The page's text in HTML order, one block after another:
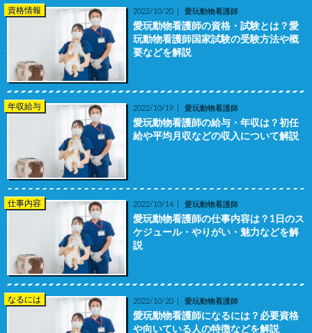
資格情報 2022/10/20 愛玩動物看護師
愛玩動物看護師の資格・試験とは？愛
玩動物看護師国家試験の受験方法や概
要などを解説
年収給与 2022/10/19 愛玩動物看護師
愛玩動物看護師の給与・年収は？初任
給や平均月収などの収入について解説
仕事内容 2022/10/14 愛玩動物看護師
愛玩動物看護師の仕事内容は？1日のス
ケジュール・やりがい・魅力などを解
説
なるには 2022/10/20 愛玩動物看護師
愛玩動物看護師になるには？必要資格
や向いている人の特徴などを解説